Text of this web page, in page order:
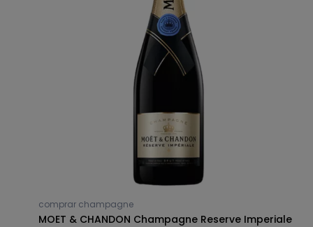
comprar champagne
MOET & CHANDON Champagne Reserve Imperiale